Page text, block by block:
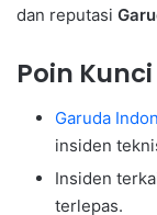
dan reputasi
Poin Kunci
Garuda
insiden
Insiden
terlepas.